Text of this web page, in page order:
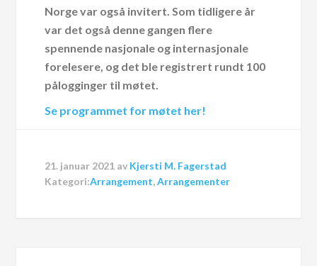
Norge var også invitert. Som tidligere år
var det også denne gangen flere
spennende nasjonale og internasjonale
forelesere, og det ble registrert rundt 100
pålogginger til møtet.
Se programmet for møtet her!
21. januar 2021 av Kjersti M. Fagerstad
Kategori:Arrangement,Arrangementer